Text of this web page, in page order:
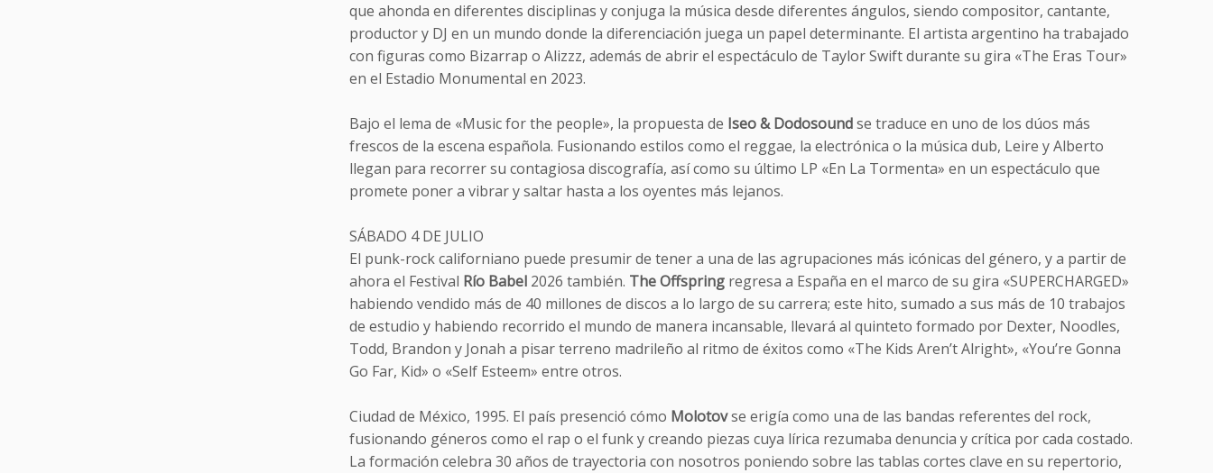
que ahonda en diferentes disciplinas y conjuga la música desde diferentes ángulos, siendo compositor, cantante,
productor y DJ en un mundo donde la diferenciación juega un papel determinante. El artista argentino ha trabajado
con figuras como Bizarrap o Alizzz, además de abrir el espectáculo de Taylor Swift durante su gira «The Eras Tour»
en el Estadio Monumental en 2023.
Bajo el lema de «Music for the people», la propuesta de Iseo & Dodosoundse traduce en uno de los dúos más
frescos de la escena española. Fusionando estilos como el reggae, la electrónica o la música dub, Leire y Alberto
llegan para recorrer su contagiosa discografía, así como su último LP «En La Tormenta» en un espectáculo que
promete poner a vibrar y saltar hasta a los oyentes más lejanos.
SÁBADO 4 DE JULIO
El punk-rock californiano puede presumir de tener a una de las agrupaciones más icónicas del género, y a partir de
ahora el Festival Río Babel 2026 también. The Offspring regresa a España en el marco de su gira «SUPERCHARGED»
habiendo vendido más de 40 millones de discos a lo largo de su carrera; este hito, sumado a sus más de 10 trabajos
de estudio y habiendo recorrido el mundo de manera incansable, llevará al quinteto formado por Dexter, Noodles,
Todd, Brandon y Jonah a pisar terreno madrileño al ritmo de éxitos como «The Kids Aren’t Alright», «You’re Gonna
Go Far, Kid» o «Self Esteem» entre otros.
Ciudad de México, 1995. El país presenció cómo Molotovse erigía como una de las bandas referentes del rock,
fusionando géneros como el rap o el funk y creando piezas cuya lírica rezumaba denuncia y crítica por cada costado.
La formación celebra 30 años de trayectoria con nosotros poniendo sobre las tablas cortes clave en su repertorio,